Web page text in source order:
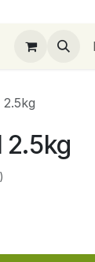
2.5kg